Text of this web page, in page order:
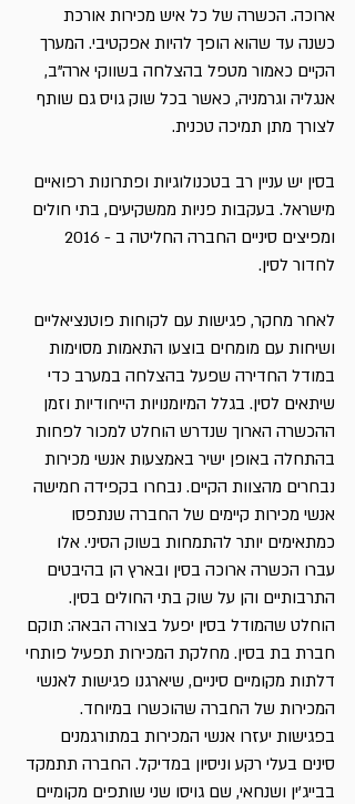
ארוכה. הכשרה של כל איש מכירות אורכת
כשנה עד שהוא הופך להיות אפקטיבי. המערך
הקיים כאמור מטפל בהצלחה בשווקי ארה"ב,
אנגליה וגרמניה, כאשר בכל שוק גויס גם שותף
לצורך מתן תמיכה טכנית.
בסין יש עניין רב בטכנולוגיות ופתרונות רפואיים
מישראל. בעקבות פניות ממשקיעים, בתי חולים
לחדור לסין.
לאחר מחקר, פגישות עם לקוחות פוטנציאליים
ושיחות עם מומחים בוצעו התאמות מסוימות
במודל החדירה שפעל בהצלחה במערב כדי
שיתאים לסין. בגלל המיומנויות הייחודיות וזמן
ההכשרה הארוך שנדרש הוחלט למכור לפחות
בהתחלה באופן ישיר באמצעות אנשי מכירות
נבחרים מהצוות הקיים. נבחרו בקפידה חמישה
אנשי מכירות קיימים של החברה שנתפסו
כמתאימים יותר להתמחות בשוק הסיני. אלו
עברו הכשרה ארוכה בסין ובארץ הן בהיבטים
התרבותיים והן על שוק בתי החולים בסין.
הוחלט שהמודל בסין יפעל בצורה הבאה: תוקם
חברת בת בסין. מחלקת המכירות תפעיל פותחי
דלתות מקומיים סיניים, שיארגנו פגישות לאנשי
המכירות של החברה שהוכשרו במיוחד.
בפגישות יעזרו אנשי המכירות במתורגמנים
סינים בעלי רקע וניסיון במדיקל. החברה תתמקד
בבייג'ין ושנחאי, שם גויסו שני שותפים מקומיים